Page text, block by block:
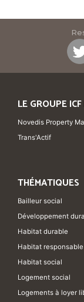
LE GROUPE
Novedis Property
Trans'Actif
THÉMATIQUES
Bailleur social
Développement
Habitat durable
Habitat responsable
Habitat social
Logement social
Logements à loyer